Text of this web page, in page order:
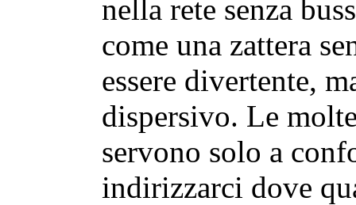
nella rete senza
come una zattera
essere divertente,
dispersivo. Le
servono solo a
indirizzarci dove